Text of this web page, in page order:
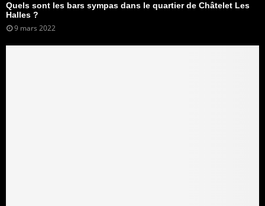
Quels sont les bars sympas dans le quartier de Châtelet Les
Halles ?
9 mars 2022